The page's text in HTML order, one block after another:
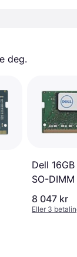
deg.
Dell
SO-
8 047 kr
Eller 3